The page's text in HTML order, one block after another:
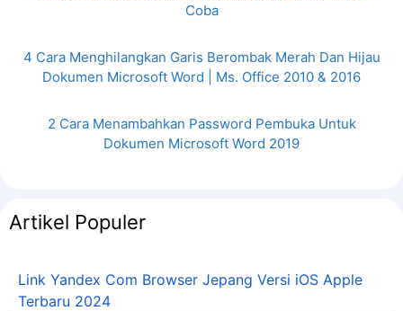
Coba
4 Cara Menghilangkan Garis Berombak Merah Dan Hijau
Dokumen Microsoft Word | Ms. Office 2010 & 2016
2 Cara Menambahkan Password Pembuka Untuk
Dokumen Microsoft Word 2019
Artikel Populer
Link Yandex Com Browser Jepang Versi iOS Apple
Terbaru 2024